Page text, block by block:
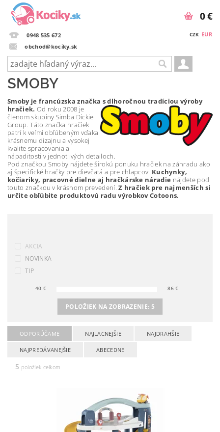
0948 535 672
obchod@kociky.sk
CZK EUR
0 €
SMOBY
Smoby je francúzska značka s dlhoročnou tradíciou výroby
hračiek. Od roku 2008 je
členom skupiny Simba Dickie
Group. Táto značka hračiek
patrí k veľmi obľúbeným vďaka
krásnemu dizajnu a vysokej
kvalite spracovania a
nápaditosti v jednotlivých detailoch.
Pod značkou Smoby nájdete širokú ponuku hračiek na záhradu ako
aj špecifické hračky pre dievčatá a pre chlapcov. Kuchynky,
kočiariky, pracovné dielne aj hračkárske náradie nájdete pod
touto značkou v krásnom prevedení.Z hračiek pre najmenších si
určite obľúbite produktovú radu výrobkov Cotoons.
AKCIA
NOVINKA
TIP
40 € 86€
POLOŽIEK NA ZOBRAZENIE: 5
ODPORÚČAME NAJLACNEJŠIE NAJDRAHŠIE
NAJPREDÁVANEJŠIE ABECEDNE
5 položiek celkom